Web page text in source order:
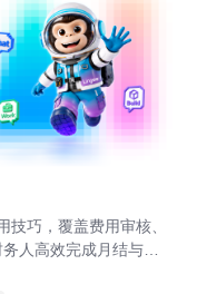
巧，覆盖费用审核、
人高效完成月结与业